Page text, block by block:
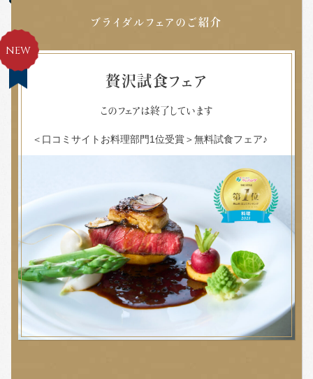
ブライダルフェアのご紹介
NEW
贅沢試食フェア
このフェアは終了しています
＜口コミサイトお料理部門1位受賞＞無料試食フェア♪